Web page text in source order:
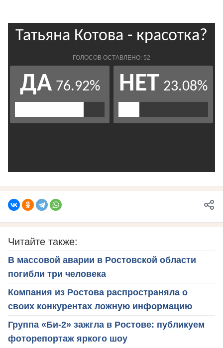
Читайте также:
В массовой аварии в Ростовской области
погибли три человека
Компания из Ростова распространяла о
своих конкурентах ложную информацию
Группа «Би-2» зажгла в Ростове: публикуем
фоторепортаж яркого шоу